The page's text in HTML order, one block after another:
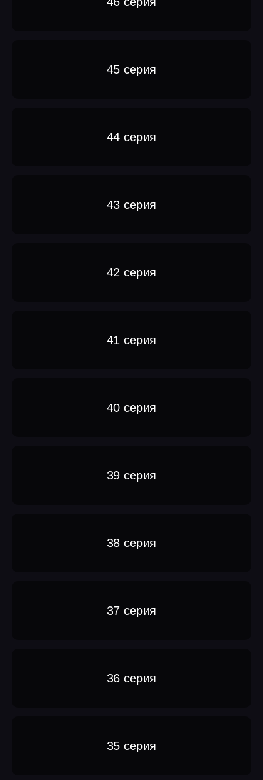
45 серия
44 серия
43 серия
42 серия
41 серия
40 серия
39 серия
38 серия
37 серия
36 серия
35 серия